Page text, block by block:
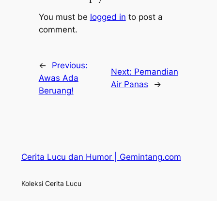
You must be logged in to post a
comment.
←
Previous:
Awas Ada
Beruang!
Next: Pemandian
Air Panas
→
Cerita Lucu dan Humor | Gemintang.com
Koleksi Cerita Lucu